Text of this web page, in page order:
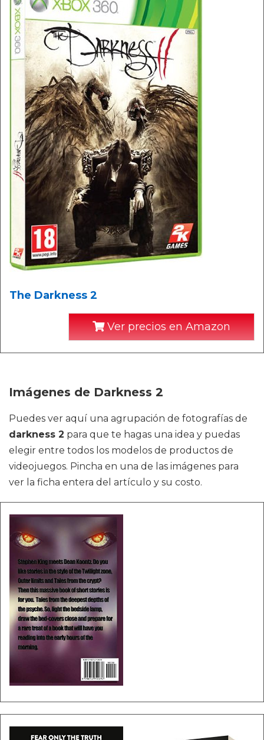
The Darkness 2
Ver precios en Amazon
Imágenes de Darkness 2
Puedes ver aquí una agrupación de fotografías de
darkness 2 para que te hagas una idea y puedas
elegir entre todos los modelos de productos de
videojuegos. Pincha en una de las imágenes para
ver la ficha entera del artículo y su costo.